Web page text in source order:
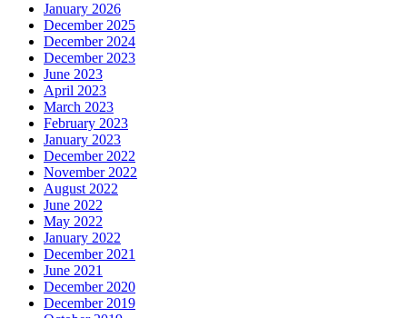
January 2026
December 2025
December 2024
December 2023
June 2023
April 2023
March 2023
February 2023
January 2023
December 2022
November 2022
August 2022
June 2022
May 2022
January 2022
December 2021
June 2021
December 2020
December 2019